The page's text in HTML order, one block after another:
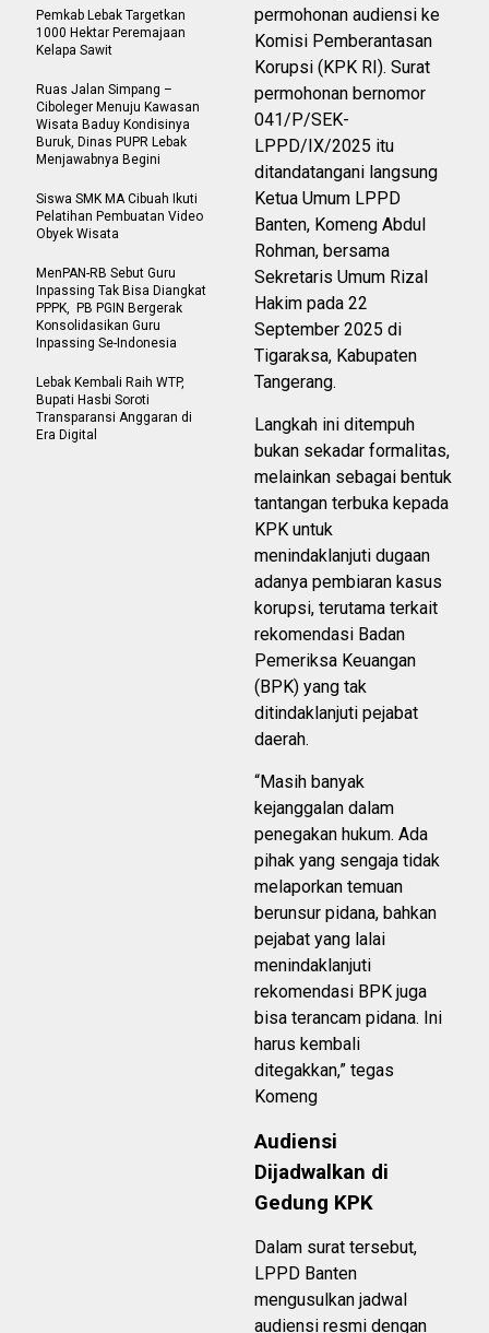
permohonan audiensi ke
Komisi Pemberantasan
Korupsi (KPK RI). Surat
permohonan bernomor
041/P/SEK-
LPPD/IX/2025 itu
ditandatangani langsung
Ketua Umum LPPD
Banten, Komeng Abdul
Rohman, bersama
Sekretaris Umum Rizal
Hakim pada 22
September 2025 di
Tigaraksa, Kabupaten
Tangerang.
Langkah ini ditempuh
bukan sekadar formalitas,
melainkan sebagai bentuk
tantangan terbuka kepada
KPK untuk
menindaklanjuti dugaan
adanya pembiaran kasus
korupsi, terutama terkait
rekomendasi Badan
Pemeriksa Keuangan
(BPK) yang tak
ditindaklanjuti pejabat
daerah.
“Masih banyak
kejanggalan dalam
penegakan hukum. Ada
pihak yang sengaja tidak
melaporkan temuan
berunsur pidana, bahkan
pejabat yang lalai
menindaklanjuti
rekomendasi BPK juga
bisa terancam pidana. Ini
harus kembali
ditegakkan,” tegas
Komeng
Audiensi
Dijadwalkan di
Gedung KPK
Dalam surat tersebut,
LPPD Banten
mengusulkan jadwal
audiensi resmi dengan
Pemkab Lebak Targetkan
1000 Hektar Peremajaan
Kelapa Sawit
Ruas Jalan Simpang –
Ciboleger Menuju Kawasan
Wisata Baduy Kondisinya
Buruk, Dinas PUPR Lebak
Menjawabnya Begini
Siswa SMK MA Cibuah Ikuti
Pelatihan Pembuatan Video
Obyek Wisata
MenPAN-RB Sebut Guru
Inpassing Tak Bisa Diangkat
PPPK, PB PGIN Bergerak
Konsolidasikan Guru
Inpassing Se-Indonesia
Lebak Kembali Raih WTP,
Bupati Hasbi Soroti
Transparansi Anggaran di
Era Digital